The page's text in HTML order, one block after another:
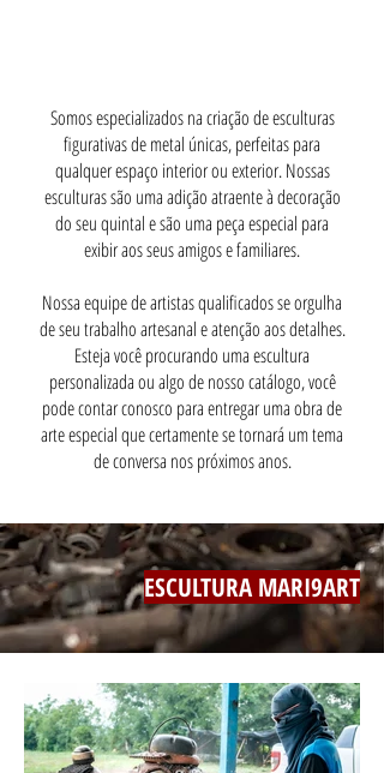
Somos especializados na criação de esculturas
figurativas de metal únicas, perfeitas para
qualquer espaço interior ou exterior. Nossas
esculturas são uma adição atraente à decoração
do seu quintal e são uma peça especial para
exibir aos seus amigos e familiares.
Nossa equipe de artistas qualificados se orgulha
de seu trabalho artesanal e atenção aos detalhes.
Esteja você procurando uma escultura
personalizada ou algo de nosso catálogo, você
pode contar conosco para entregar uma obra de
arte especial que certamente se tornará um tema
de conversa nos próximos anos.
ESCULTURA MARI9ART